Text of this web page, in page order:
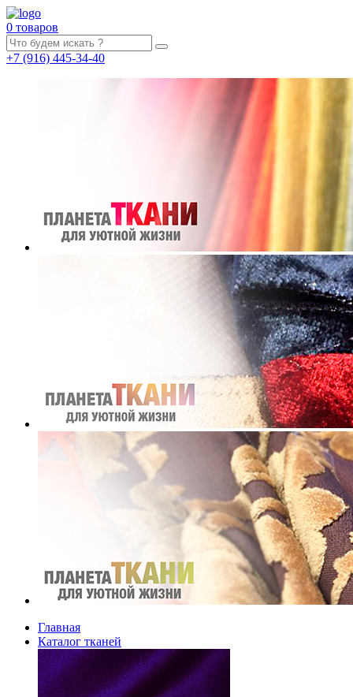
0 товаров
+7 (916) 445-34-40
Главная
Каталог тканей